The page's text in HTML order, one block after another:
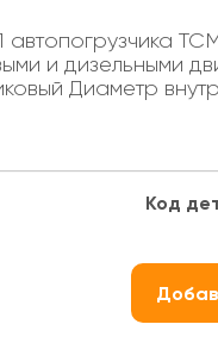
и дизельными
Диаметр
Код